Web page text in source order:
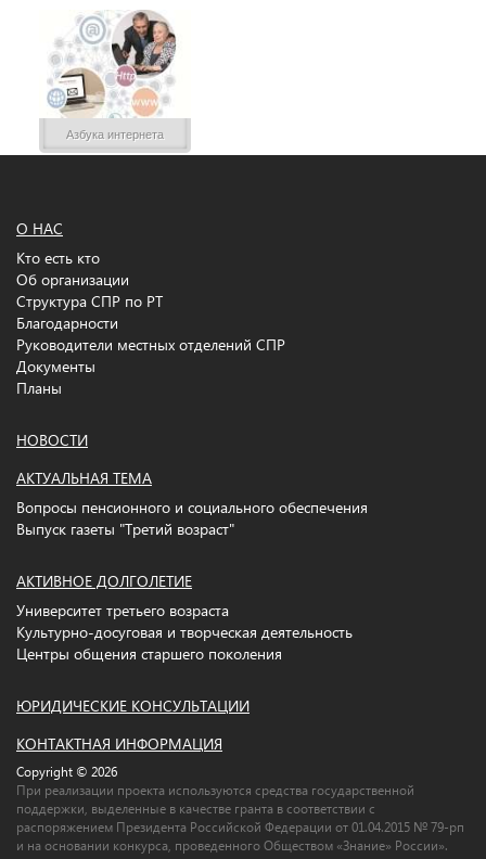
Азбука интернета
О НАС
Кто есть кто
Об организации
Структура СПР по РТ
Благодарности
Руководители местных отделений СПР
Документы
Планы
НОВОСТИ
АКТУАЛЬНАЯ ТЕМА
Вопросы пенсионного и социального обеспечения
Выпуск газеты "Третий возраст"
АКТИВНОЕ ДОЛГОЛЕТИЕ
Университет третьего возраста
Культурно-досуговая и творческая деятельность
Центры общения старшего поколения
ЮРИДИЧЕСКИЕ КОНСУЛЬТАЦИИ
КОНТАКТНАЯ ИНФОРМАЦИЯ
Copyright © 2026
При реализации проекта используются средства государственной
поддержки, выделенные в качестве гранта в соответствии c
распоряжением Президента Российской Федерации от 01.04.2015 № 79-рп
и на основании конкурса, проведенного Обществом «Знание» России».